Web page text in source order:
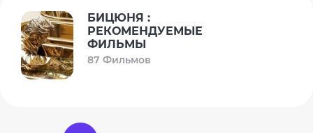
БИЦЮНЯ :
РЕКОМЕНДУЕМЫЕ
ФИЛЬМЫ
87 Фильмов